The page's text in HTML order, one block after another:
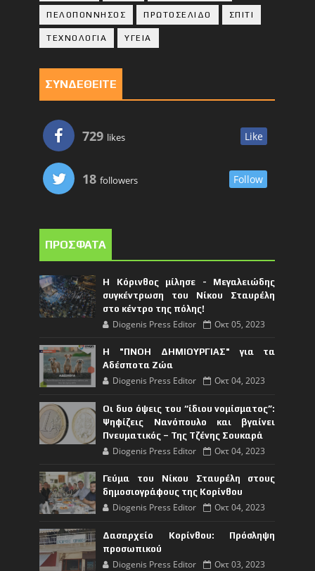
ΠΕΛΟΠΟΝΝΗΣΟΣ ΠΡΩΤΟΣΕΛΙΔΟ ΣΠΙΤΙ
ΤΕΧΝΟΛΟΓΙΑ ΥΓΕΙΑ
ΣΥΝΔΕΘΕΙΤΕ
729 likes Like
18 followers Follow
ΠΡΟΣΦΑΤΑ
Η Κόρινθος μίλησε - Μεγαλειώδης
συγκέντρωση του Νίκου Σταυρέλη
στο κέντρο της πόλης!
Diogenis Press Editor Οκτ 05, 2023
Η "ΠΝΟΗ ΔΗΜΙΟΥΡΓΙΑΣ" για τα
Αδέσποτα Ζώα
Diogenis Press Editor Οκτ 04, 2023
Οι δυο όψεις του “ίδιου νομίσματος”:
Ψηφίζεις Νανόπουλο και βγαίνει
Πνευματικός – Της Τζένης Σουκαρά
Diogenis Press Editor Οκτ 04, 2023
Γεύμα του Νίκου Σταυρέλη στους
δημοσιογράφους της Κορίνθου
Diogenis Press Editor Οκτ 04, 2023
Δασαρχείο Κορίνθου: Πρόσληψη
προσωπικού
Diogenis Press Editor Οκτ 03, 2023